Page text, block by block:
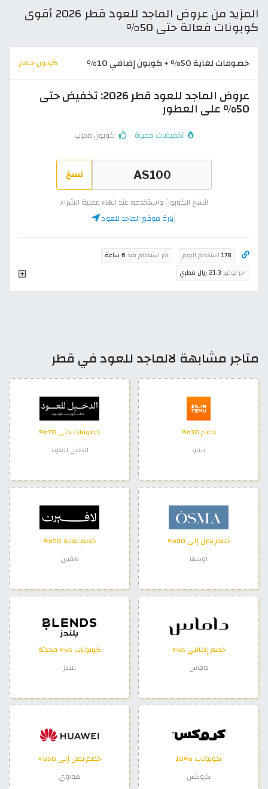
المزيد من عروض الماجد للعود قطر 2026 أقوى
كوبونات فعالة حتى 50%
خصومات لغاية 50% + كوبون إضافي 10% كوبون خصم
عروض الماجد للعود قطر 2026: تخفيض حتى
50% على العطور
تخفيضات مميزة كوبون مجرب
نسخ
انسخ الكوبون واستخدمه عند انهاء عملية الشراء
زيارة موقع الماجد للعود
178 استخدام اليوم اخر استخدام منذ 6 ساعة
اخر توفير 21.3 ريال قطري
متاجر مشابهة لالماجد للعود في قطر
خصم 30%
تيمو
خصومات حتى 70%
الدخيل للعود
خصم يصل إلى 80%
اوسما
خصم لغاية 50%
لافيرن
خصم إضافي 5%
داماس
كوبونات 5% محدثة
بلندز
كوبونات %10
كروكس
خصم يصل إلى 50%
هواوي